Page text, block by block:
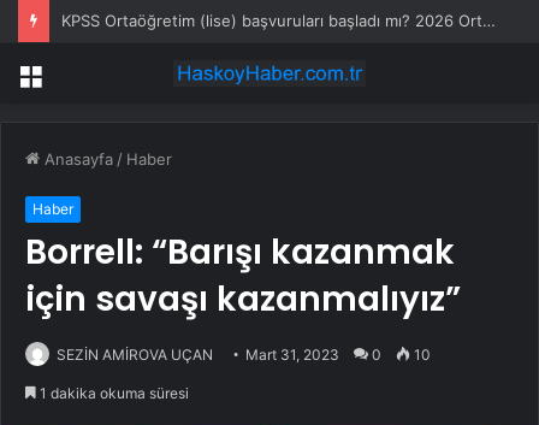
KPSS Ortaöğretim (lise) başvuruları başladı mı? 2026 Ortaöğretim KPSS başvuru ne zaman?
Menü
Anasayfa / Haber
Haber
Borrell: “Barışı kazanmak
için savaşı kazanmalıyız”
SEZİN AMİROVA UÇAN Mart 31, 2023 0 10
1 dakika okuma süresi